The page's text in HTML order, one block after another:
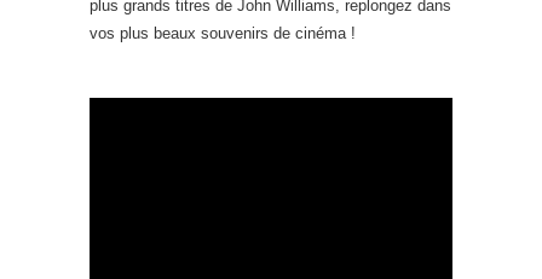
plus grands titres de John Williams, replongez dans
vos plus beaux souvenirs de cinéma !